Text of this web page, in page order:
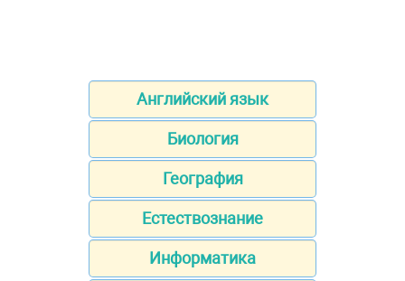
Английский язык
Биология
География
Естествознание
Информатика